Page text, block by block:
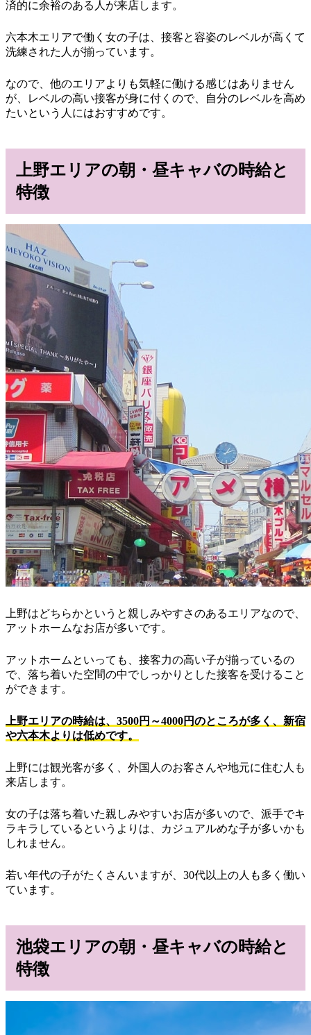
済的に余裕のある人が来店します。
六本木エリアで働く女の子は、接客と容姿のレベルが高くて
洗練された人が揃っています。
なので、他のエリアよりも気軽に働ける感じはありません
が、レベルの高い接客が身に付くので、自分のレベルを高め
たいという人にはおすすめです。
上野エリアの朝・昼キャバの時給と
特徴
上野はどちらかというと親しみやすさのあるエリアなので、
アットホームなお店が多いです。
アットホームといっても、接客力の高い子が揃っているの
で、落ち着いた空間の中でしっかりとした接客を受けること
ができます。
上野エリアの時給は、3500円～4000円のところが多く、新宿
や六本木よりは低めです。
上野には観光客が多く、外国人のお客さんや地元に住む人も
来店します。
女の子は落ち着いた親しみやすいお店が多いので、派手でキ
ラキラしているというよりは、カジュアルめな子が多いかも
しれません。
若い年代の子がたくさんいますが、30代以上の人も多く働い
ています。
池袋エリアの朝・昼キャバの時給と
特徴